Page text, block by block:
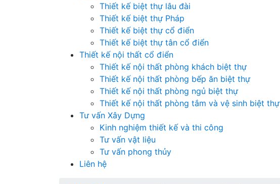
Thiết kế biệt thự lâu đài
Thiết kế biệt thự Pháp
Thiết kế biệt thự cổ điển
Thiết kế biệt thự tân cổ điển
Thiết kế nội thất cổ điển
Thiết kế nội thất phòng khách biệt thự
Thiết kế nội thất phòng bếp ăn biệt thự
Thiết kế nội thất phòng ngủ biệt thự
Thiết kế nội thất phòng tắm và vệ sinh biệt thự
Tư vấn Xây Dựng
Kinh nghiệm thiết kế và thi công
Tư vấn vật liệu
Tư vấn phong thủy
Liên hệ